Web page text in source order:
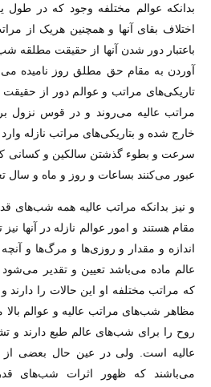
بدانکه عوالم مختلفه وجود که در طول
اختلاف بقای آنها و همچنین هریک از
باعتبار دور شدن آنها از حقیقت
آوردن به مقام حق مطلق روز نامیده
تاریکی‌های مراتب و عوالم دور از حقیقت
مراتب عالیه می‌روند و در قوس نزول
خارج شده و بتاریکی‌های مراتب نازله وارد
سرعت و بطوء گذشتن سالکین و کسانی
عبور می‌کنند بساعات و روز و ماه و سال
و نیز بدانکه مراتب عالیه همه شب‌های
مقام هستند و امور عوالم نازله در آنها
اندازه و مقدار و روزی‌ها و مرگ‌ها و
عالم ماده می‌باشد تعیین و تقدیر
که مراتب مختلفه او این حالات را
مظاهر شب‌های مراتب عالیه و عوالم
روح را برای شب‌های عالم طبع دارند و
عالیه است. ولی در عین حال بعضی
می‌باشند که ظهور اثرات شب‌های